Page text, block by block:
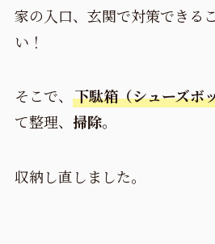
家の入口、玄関で対策できる
い！
そこで、 下駄箱（シューズボ
て整理、 掃除。
収納し直しました。